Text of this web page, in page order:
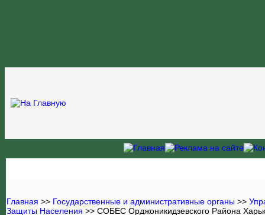
Главная >> Государственные и административные органы >>
Защиты Населения >> СОБЕС Орджоникидзевского Района